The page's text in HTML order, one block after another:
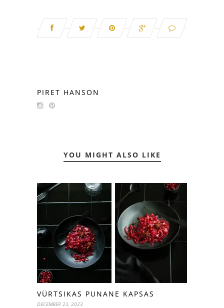
PIRET HANSON
YOU MIGHT ALSO LIKE
VÜRTSIKAS PUNANE KAPSAS
DECEMBER 23, 2023